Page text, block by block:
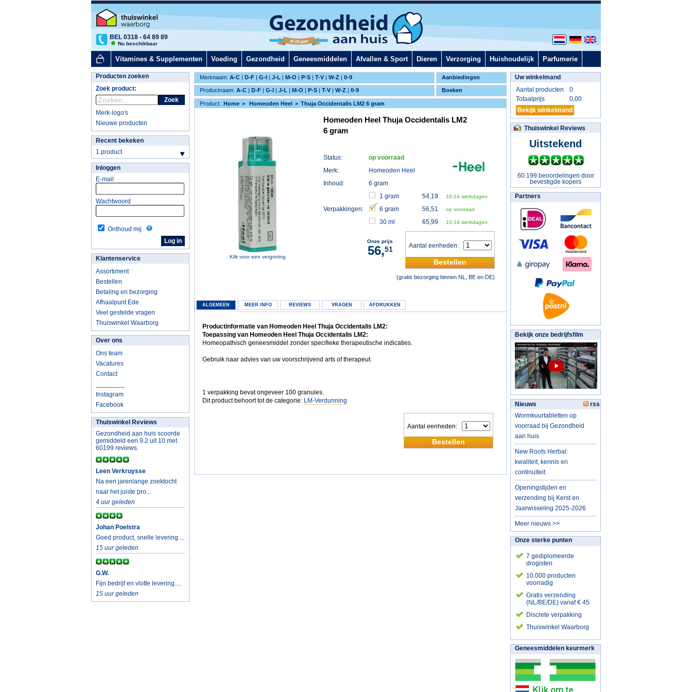
BEL 0318 - 64 89 89
Nu beschikbaar
Vitamines & Supplementen Voeding Gezondheid Geneesmiddelen Afvallen & Sport Dieren Verzorging Huishoudelijk Parfumerie
Aanbiedingen
Merknaam: A-C | D-F | G-I | J-L | M-O | P-S | T-V | W-Z | 0-9
Boeken
Productnaam: A-C | D-F | G-I | J-L | M-O | P-S | T-V | W-Z | 0-9
Producten zoeken
Zoek product:
Zoek
Merk-logo's
Nieuwe producten
Recent bekeken
1 product
Inloggen
E-mail
Wachtwoord
Onthoud mij
Klantenservice
Assortiment
Bestellen
Betaling en bezorging
Afhaalpunt Ede
Veel gestelde vragen
Thuiswinkel Waarborg
Over ons
Ons team
Vacatures
Contact
Instagram
Facebook
Thuiswinkel Reviews
Gezondheid aan huis scoorde
gemiddeld een 9.2 uit 10 met
60199 reviews.
Leen Verkruysse
Na een jarenlange zoektocht
naar het juiste pro...
4 uur geleden
Johan Poelstra
Goed product, snelle levering....
15 uur geleden
G.W.
Fijn bedrijf en vlotte levering....
15 uur geleden
Product: Home Homeoden Heel Thuja Occidentalis LM2 6 gram
Klik voor een vergroting
Homeoden Heel Thuja Occidentalis LM2
6 gram
Status:
op voorraad
Merk:
Homeoden Heel
Inhoud:
6 gram
Verpakkingen:
1 gram 54,19 10-14 werkdagen
6 gram 56,51 op voorraad
30 ml 65,99 10-14 werkdagen
Aantal eenheden:
Bestellen
Onze prijs
56,51
(gratis bezorging binnen NL, BE en DE)
ALGEMEEN MEER INFO REVIEWS VRAGEN AFDRUKKEN
Productinformatie van Homeoden Heel Thuja Occidentalis LM2:
Toepassing van Homeoden Heel Thuja Occidentalis LM2:
Homeopathisch geneesmiddel zonder specifieke therapeutische indicaties.
Gebruik naar advies van uw voorschrijvend arts of therapeut.
1 verpakking bevat ongeveer 100 granules.
Dit product behoort tot de categorie: LM-Verdunning
Aantal eenheden:
Bestellen
Uw winkelmand
Aantal producten
0
Totaalprijs
0,00
Bekijk winkelmand
Thuiswinkel Reviews
Uitstekend
60.199 beoordelingen door
bevestigde kopers
Partners
Bekijk onze bedrijfsfilm
Nieuws
rss
Wormkuurtabletten op
voorraad bij Gezondheid
aan huis
New Roots Herbal:
kwaliteit, kennis en
continuïteit
Openingstijden en
verzending bij Kerst en
Jaarwisseling 2025-2026
Meer nieuws >>
Onze sterke punten
7 gediplomeerde
drogisten
10.000 producten
voorradig
Gratis verzending
(NL/BE/DE) vanaf € 45
Discrete verpakking
Thuiswinkel Waarborg
Geneesmiddelen keurmerk